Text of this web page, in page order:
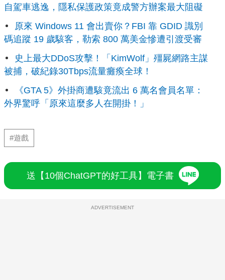
自駕車逃逸，隱私保護政策竟成警方辦案最大阻礙
原來 Windows 11 會出賣你？FBI 靠 GDID 識別
碼追蹤 19 歲駭客，勒索 800 萬美金慘遭引渡受審
史上最大DDoS攻擊！「KimWolf」殭屍網路主謀
被捕，破紀錄30Tbps流量癱瘓全球！
《GTA 5》外掛商遭駭竟流出 6 萬名會員名單：
外界驚呼「原來這麼多人在開掛！」
#遊戲
送【10個ChatGPT的好工具】電子書
ADVERTISEMENT